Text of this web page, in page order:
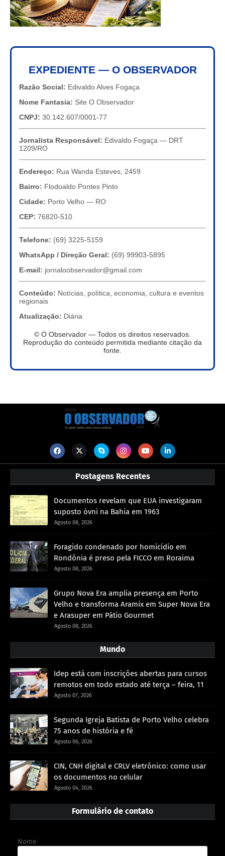
EXPEDIENTE — O OBSERVADOR
Razão Social: Edivaldo Alves Fogaça
Nome Fantasia: Site O Observador
CNPJ: 30.142.607/0001-77
Jornalista Responsável: Edivaldo Fogaça — DRT
1209/RO
Endereço: Rua Wanda Esteves, 2459
Bairro: Flodoaldo Pontes Pinto
Cidade: Porto Velho — RO
CEP: 76820-510
Telefone: (69) 3225-5159
WhatsApp / Direção Geral: (69) 99903-5895
E-mail: jornaloobservador@gmail.com
Conteúdo: Notícias, política, economia, cultura e eventos
regionais
Atualização: Diária
© O Observador — Todos os direitos reservados.
Reprodução do conteúdo permitida mediante citação da
fonte.
Postagens Recentes
Documentos revelam que EUA investigaram
suposto óvni na Bahia em 1963
Agosto 08, 2026
Foragido condenado por homicídio em
Rondônia é preso pela FICCO em Roraima
Agosto 08, 2026
Grupo Nova Era amplia presença em Porto
Velho e transforma Aramix em Super Nova Era
e Arasuper em Pátio Gourmet
Agosto 08, 2026
Mundo
Idep está com inscrições abertas para cursos
remotos em todo estado até terça – feira, 11
Agosto 07, 2026
Segunda Igreja Batista de Porto Velho celebra
75 anos de história e fé
Agosto 06, 2026
CIN, CNH digital e CRLV eletrônico: como usar
os documentos no celular
Agosto 04, 2026
Formulário de contato
Nome